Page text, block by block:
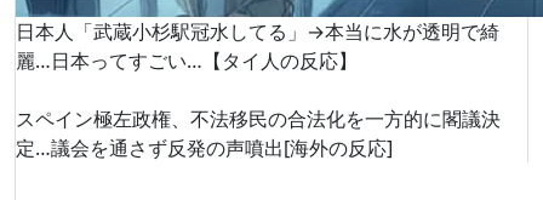
日本人「武蔵小杉駅冠水してる」→本当に水が透明で綺
麗…日本ってすごい…【タイ人の反応】
スペイン極左政権、不法移民の合法化を一方的に閣議決
定…議会を通さず反発の声噴出[海外の反応]